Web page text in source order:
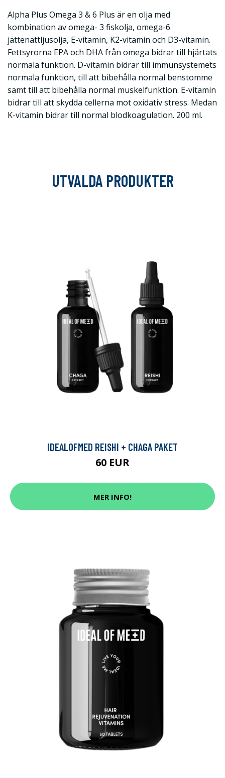
Alpha Plus Omega 3 & 6 Plus är en olja med
kombination av omega- 3 fiskolja, omega-6
jättenattljusolja, E-vitamin, K2-vitamin och D3-vitamin.
Fettsyrorna EPA och DHA från omega bidrar till hjärtats
normala funktion. D-vitamin bidrar till immunsystemets
normala funktion, till att bibehålla normal benstomme
samt till att bibehålla normal muskelfunktion. E-vitamin
bidrar till att skydda cellerna mot oxidativ stress. Medan
K-vitamin bidrar till normal blodkoagulation. 200 ml.
UTVALDA PRODUKTER
IDEALOFMED REISHI + CHAGA PAKET
60 EUR
MER INFO!